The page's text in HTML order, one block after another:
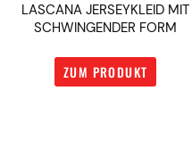
LASCANA JERSEYKLEID MIT
SCHWINGENDER FORM
ZUM PRODUKT